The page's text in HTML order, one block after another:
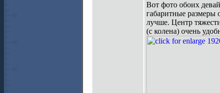
Вот фото обоих
габаритные размеры
лучше. Центр
(с колена) очень